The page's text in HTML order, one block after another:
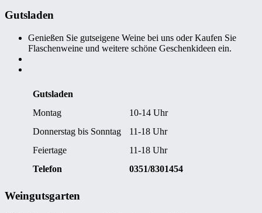
Gutsladen
Genießen Sie gutseigene Weine bei uns oder Kaufen Sie
Flaschenweine und weitere schöne Geschenkideen ein.
Gutsladen
Montag
10-14 Uhr
Donnerstag bis Sonntag
11-18 Uhr
Feiertage
11-18 Uhr
Telefon
0351/8301454
Weingutsgarten